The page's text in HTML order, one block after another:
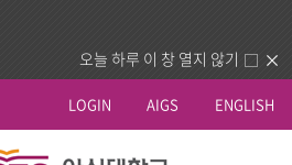
오늘 하루 이 창 열지 않기
LOGIN AIGS ENGLISH